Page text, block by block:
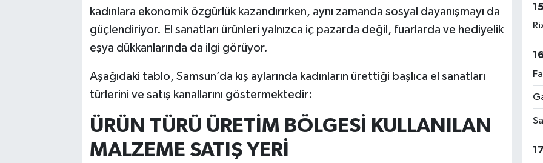
kadınlara ekonomik özgürlük kazandırırken, aynı zamanda sosyal dayanışmayı da
güçlendiriyor. El sanatları ürünleri yalnızca iç pazarda değil, fuarlarda ve hediyelik
eşya dükkanlarında da ilgi görüyor.
Aşağıdaki tablo, Samsun’da kış aylarında kadınların ürettiği başlıca el sanatları
türlerini ve satış kanallarını göstermektedir:
ÜRÜN TÜRÜ ÜRETİM BÖLGESİ KULLANILAN
MALZEME SATIŞ YERİ